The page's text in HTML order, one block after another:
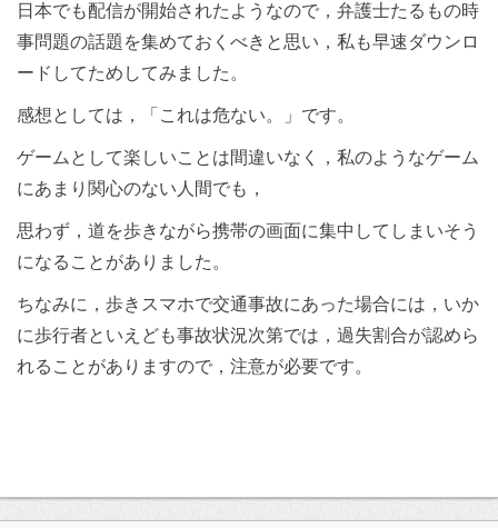
日本でも配信が開始されたようなので，弁護士たるもの時
事問題の話題を集めておくべきと思い，私も早速ダウンロ
ードしてためしてみました。
感想としては，「これは危ない。」です。
ゲームとして楽しいことは間違いなく，私のようなゲーム
にあまり関心のない人間でも，
思わず，道を歩きながら携帯の画面に集中してしまいそう
になることがありました。
ちなみに，歩きスマホで交通事故にあった場合には，いか
に歩行者といえども事故状況次第では，過失割合が認めら
れることがありますので，注意が必要です。